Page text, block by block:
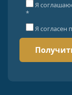
Я
*
Я согласен